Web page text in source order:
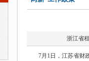
浙江省
7月1日，江苏省财